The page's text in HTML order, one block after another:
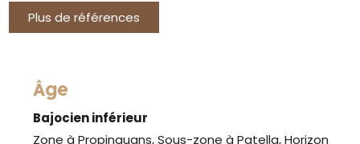
Plus de références
Âge
Bajocien inférieur
Zone à Propinquans, Sous-zone à Patella, Horizon